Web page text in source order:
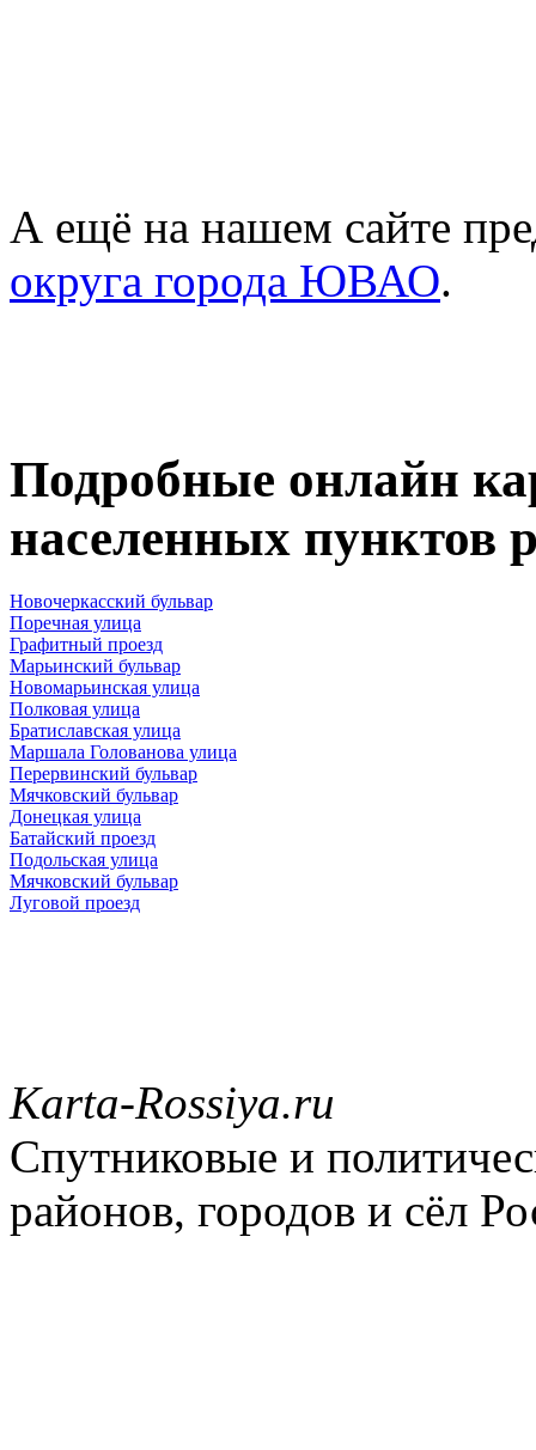
А ещё на нашем сайте
округа города ЮВАО.
Подробные онлайн
населенных пунктов
Новочеркасский бульвар
Поречная улица
Графитный проезд
Марьинский бульвар
Новомарьинская улица
Полковая улица
Братиславская улица
Маршала Голованова улица
Перервинский бульвар
Мячковский бульвар
Донецкая улица
Батайский проезд
Подольская улица
Мячковский бульвар
Луговой проезд
Karta-Rossiya.ru
Спутниковые и
районов, городов и сёл